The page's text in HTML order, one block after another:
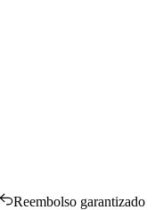
Reembolso garantizado